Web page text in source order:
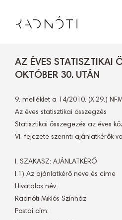
AZ ÉVES STATISZTIKAI
OKTÓBER 30. UTÁN
9. melléklet a 14/2010. (X.29.)
Az éves statisztikai összegzés
Statisztikai összegezés az éves
VI. fejezete szerinti ajánlatkérők
I. SZAKASZ: AJÁNLATKÉRŐ
I.1) Az ajánlatkérő neve és címe
Hivatalos név:
Radnóti Miklós Színház
Postai cím: